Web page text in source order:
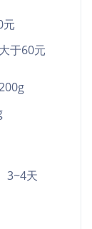
元
大于60元
3~4天